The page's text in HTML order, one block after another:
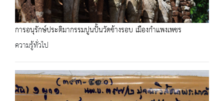
การอนุรักษ์ประติมากรรมปูนปั้นวัดช้างรอบ เมืองกำแพงเพชร
ความรู้ทั่วไป